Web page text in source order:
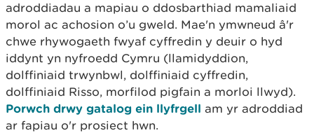
adroddiadau a mapiau o ddosbarthiad mamaliaid
morol ac achosion o’u gweld. Mae'n ymwneud â'r
chwe rhywogaeth fwyaf cyffredin y deuir o hyd
iddynt yn nyfroedd Cymru (llamidyddion,
dolffiniaid trwynbwl, dolffiniaid cyffredin,
dolffiniaid Risso, morfilod pigfain a morloi llwyd).
Porwch drwy gatalog ein llyfrgell am yr adroddiad
ar fapiau o'r prosiect hwn.